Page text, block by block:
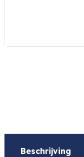
Beschrijving